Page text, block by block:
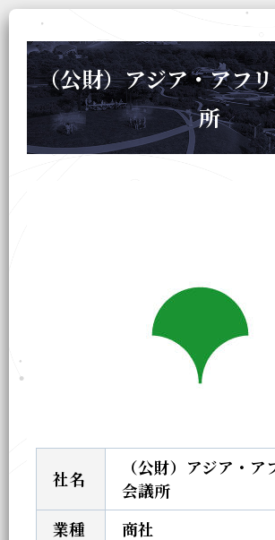
（公財）アジア・アフ
所
社名
（公財）アジア・ア
会議所
業種
商社